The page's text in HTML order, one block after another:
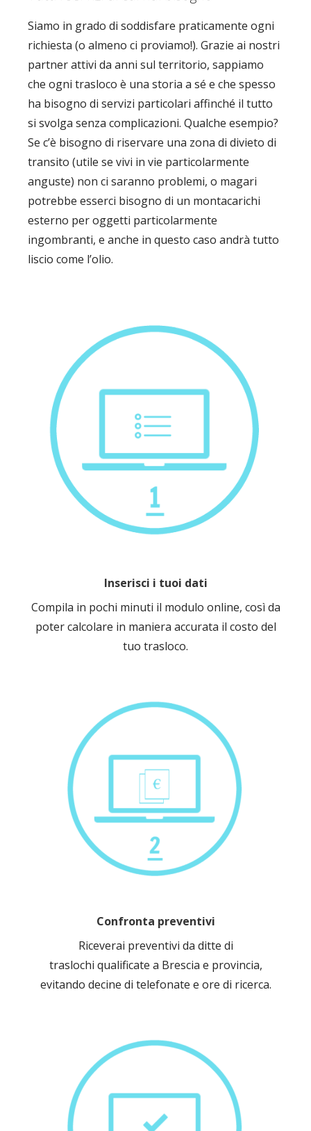
Siamo in grado di soddisfare praticamente ogni
richiesta (o almeno ci proviamo!). Grazie ai nostri
partner attivi da anni sul territorio, sappiamo
che ogni trasloco è una storia a sé e che spesso
ha bisogno di servizi particolari affinché il tutto
si svolga senza complicazioni. Qualche esempio?
Se c’è bisogno di riservare una zona di divieto di
transito (utile se vivi in vie particolarmente
anguste) non ci saranno problemi, o magari
potrebbe esserci bisogno di un montacarichi
esterno per oggetti particolarmente
ingombranti, e anche in questo caso andrà tutto
liscio come l’olio.
Inserisci i tuoi dati
Compila in pochi minuti il modulo online, così da
poter calcolare in maniera accurata il costo del
tuo trasloco.
Confronta preventivi
Riceverai preventivi da ditte di
traslochi qualificate a Brescia e provincia,
evitando decine di telefonate e ore di ricerca.